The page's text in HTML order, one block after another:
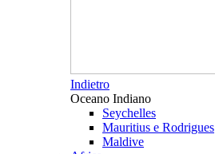
Indietro
Oceano Indiano
Seychelles
Mauritius e Rodrigues
Maldive